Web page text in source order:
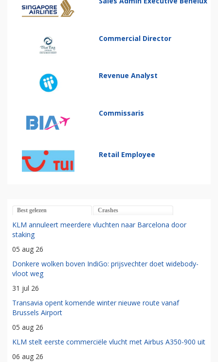
Commercial Director
Revenue Analyst
Commissaris
Retail Employee
Best gelezen Crashes
KLM annuleert meerdere vluchten naar Barcelona door
staking
05 aug 26
Donkere wolken boven IndiGo: prijsvechter doet widebody-
vloot weg
31 jul 26
Transavia opent komende winter nieuwe route vanaf
Brussels Airport
05 aug 26
KLM stelt eerste commerciële vlucht met Airbus A350-900 uit
06 aug 26